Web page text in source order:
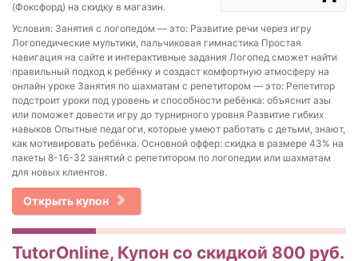
(Фоксфорд) на скидку в магазин.
Условия: Занятия с логопедом — это: Развитие речи через игру
Логопедические мультики, пальчиковая гимнастика Простая
навигация на сайте и интерактивные задания Логопед сможет найти
правильный подход к ребёнку и создаст комфортную атмосферу на
онлайн уроке Занятия по шахматам с репетитором — это: Репетитор
подстроит уроки под уровень и способности ребёнка: объяснит азы
или поможет довести игру до турнирного уровня Развитие гибких
навыков Опытные педагоги, которые умеют работать с детьми, знают,
как мотивировать ребёнка. Основной оффер: скидка в размере 43% на
пакеты 8-16-32 занятий с репетитором по логопедии или шахматам
для новых клиентов.
Открыть купон
TutorOnline, Купон со скидкой 800 руб.